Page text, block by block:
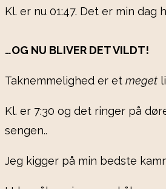
Kl. er nu 01:47. Det er min
…OG NU BLIVER DET VILDT!
Taknemmelighed er et meget
Kl. er 7:30 og det ringer på
sengen..
Jeg kigger på min bedste